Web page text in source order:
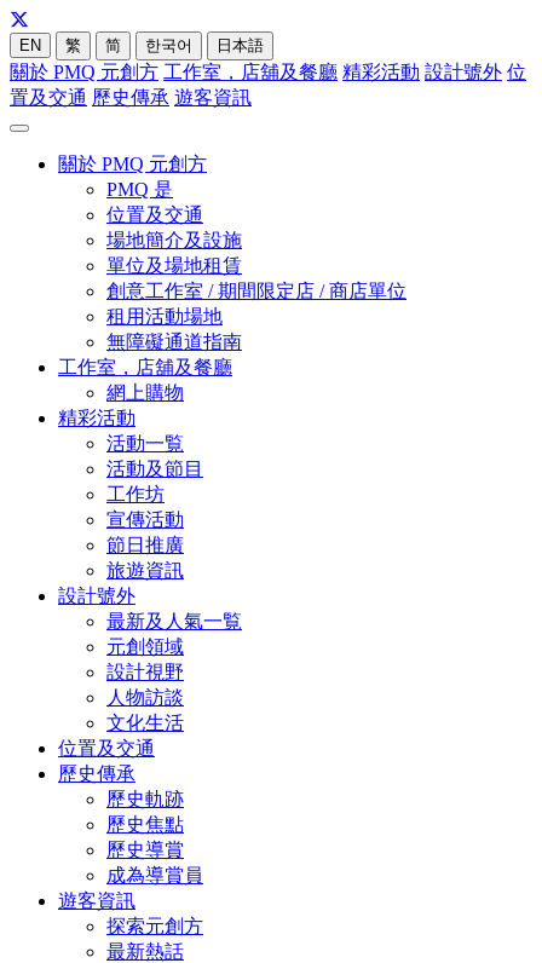
EN 繁 简 한국어 日本語
關於 PMQ 元創方 工作室，店舖及餐廳 精彩活動 設計號外 位
置及交通 歷史傳承 遊客資訊
關於 PMQ 元創方
PMQ 是
位置及交通
場地簡介及設施
單位及場地租賃
創意工作室 / 期間限定店 / 商店單位
租用活動場地
無障礙通道指南
工作室，店舖及餐廳
網上購物
精彩活動
活動一覧
活動及節目
工作坊
宣傳活動
節日推廣
旅遊資訊
設計號外
最新及人氣一覧
元創領域
設計視野
人物訪談
文化生活
位置及交通
歷史傳承
歷史軌跡
歷史焦點
歷史導賞
成為導賞員
遊客資訊
探索元創方
最新熱話